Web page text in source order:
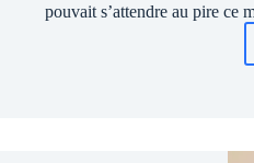
pouvait s’attendre au pire ce